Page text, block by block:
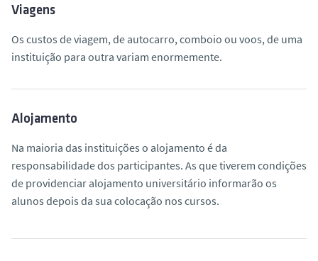
Viagens
Os custos de viagem, de autocarro, comboio ou voos, de uma
instituição para outra variam enormemente.
Alojamento
Na maioria das instituições o alojamento é da
responsabilidade dos participantes. As que tiverem condições
de providenciar alojamento universitário informarão os
alunos depois da sua colocação nos cursos.